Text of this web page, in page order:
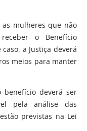
as mulheres que não
o Benefício
a Justiça deverá
meios para manter
benefício deverá ser
pela análise das
previstas na Lei